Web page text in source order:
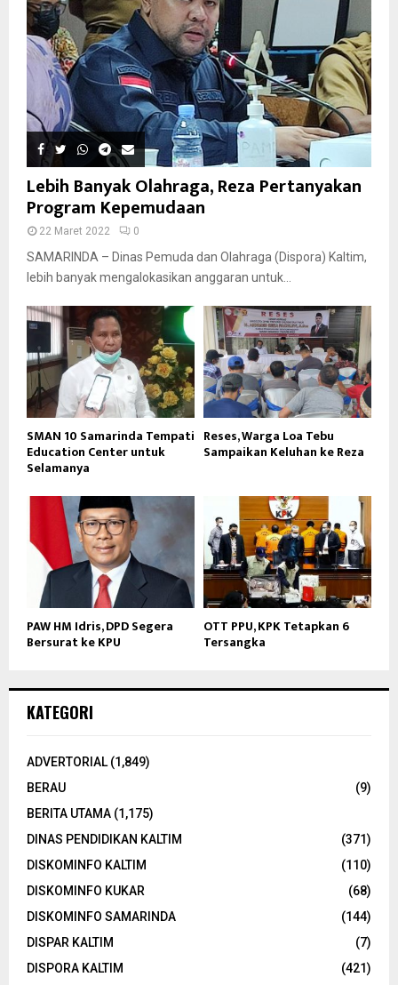
Lebih Banyak Olahraga, Reza Pertanyakan
Program Kepemudaan
22 Maret 2022 0
SAMARINDA – Dinas Pemuda dan Olahraga (Dispora) Kaltim,
lebih banyak mengalokasikan anggaran untuk...
SMAN 10 Samarinda Tempati
Education Center untuk
Selamanya
Reses, Warga Loa Tebu
Sampaikan Keluhan ke Reza
PAW HM Idris, DPD Segera
Bersurat ke KPU
OTT PPU, KPK Tetapkan 6
Tersangka
KATEGORI
ADVERTORIAL (1,849)
BERAU
(9)
BERITA UTAMA (1,175)
DINAS PENDIDIKAN KALTIM
(371)
DISKOMINFO KALTIM
(110)
DISKOMINFO KUKAR
(68)
DISKOMINFO SAMARINDA
(144)
DISPAR KALTIM
(7)
DISPORA KALTIM
(421)